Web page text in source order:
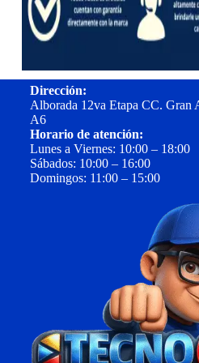
Dirección:
Alborada 12va Etapa CC. Gran
A6
Horario de atención:
Lunes a Viernes: 10:00 – 18:00
Sábados: 10:00 – 16:00
Domingos: 11:00 – 15:00